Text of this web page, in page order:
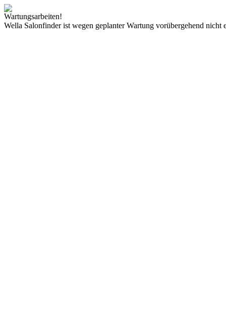
Wartungsarbeiten!
Wella Salonfinder ist wegen geplanter Wartung vorübergehend